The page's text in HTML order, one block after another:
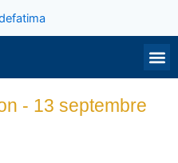
- 13 septembre